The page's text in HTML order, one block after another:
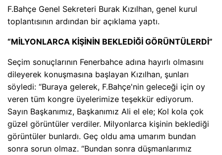
F.Bahçe Genel Sekreteri Burak Kızılhan, genel kurul
toplantısının ardından bir açıklama yaptı.
“MİLYONLARCA KİŞİNİN BEKLEDİĞİ GÖRÜNTÜLERDİ”
Seçim sonuçlarının Fenerbahce adına hayırlı olmasını
dileyerek konuşmasına başlayan Kızılhan, şunları
söyledi: “Buraya gelerek, F.Bahçe'nin geleceği için oy
veren tüm kongre üyelerimize teşekkür ediyorum.
Sayın Başkanımız, Başkanımız Ali el ele; Kol kola çok
güzel görüntüler verdiler. Milyonlarca kişinin beklediği
görüntüler bunlardı. Geç oldu ama umarım bundan
sonra sorun olmaz. “Bundan sonra düşmanlarımız